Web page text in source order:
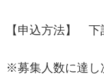
【申込方法】 下
※募集人数に達し